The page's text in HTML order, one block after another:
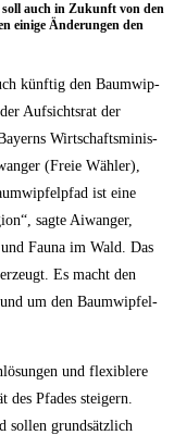
auch in Zukunft von den
eini­ge Ände­run­gen den
künf­tig den Baum­wip­
Auf­sichts­rat der
Wirt­schafts­mi­nis­
(Freie Wäh­ler),
ist eine
sag­te Aiwan­ger,
Fau­na im Wald. Das
Es macht den
um den Baum­wip­fel­
und fle­xi­ble­re
Pfa­des stei­gern.
sol­len grund­sätz­lich